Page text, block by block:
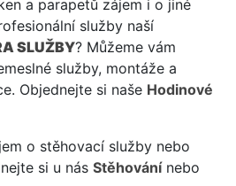
a parapetů zájem i o jiné
služby naší
SLUŽBY? Můžeme vám
služby, montáže a
Objednejte si naše Hodinové
o stěhovací služby nebo
si u nás Stěhovánínebo